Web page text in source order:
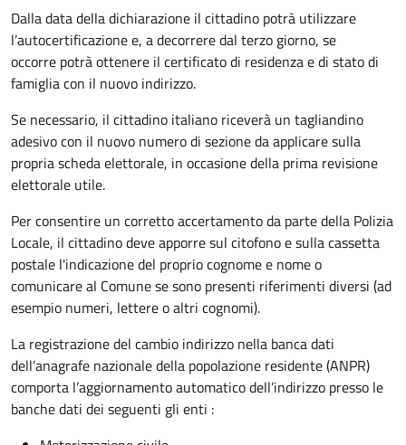
Dalla data della dichiarazione il cittadino potrà utilizzare
l’autocertificazione e, a decorrere dal terzo giorno, se
occorre potrà ottenere il certificato di residenza e di stato di
famiglia con il nuovo indirizzo.
Se necessario, il cittadino italiano riceverà un tagliandino
adesivo con il nuovo numero di sezione da applicare sulla
propria scheda elettorale, in occasione della prima revisione
elettorale utile.
Per consentire un corretto accertamento da parte della Polizia
Locale, il cittadino deve apporre sul citofono e sulla cassetta
postale l'indicazione del proprio cognome e nome o
comunicare al Comune se sono presenti riferimenti diversi (ad
esempio numeri, lettere o altri cognomi).
La registrazione del cambio indirizzo nella banca dati
dell’anagrafe nazionale della popolazione residente (ANPR)
comporta l’aggiornamento automatico dell’indirizzo presso le
banche dati dei seguenti gli enti :